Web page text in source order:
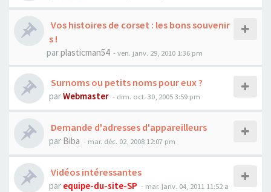
Vos histoires de corset : les bons souvenir
s !
parplasticman54 - ven. janv. 29, 2010 1:36 pm
Surnoms ou petits noms pour eux ?
parWebmaster - dim. oct. 30, 2005 3:59 pm
Demande d'adresses d'appareilleurs
par Biba - mar. déc. 02, 2008 12:07 pm
Vidéos intéressantes
par equipe-du-site-SP - mar. janv. 04, 2011 11:52 a